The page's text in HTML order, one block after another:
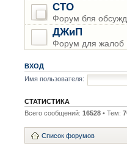
СТО
Форум бля
ДЖиП
Форум для жалоб
ВХОД
Имя пользователя:
СТАТИСТИКА
Всего сообщений: 16528 • Тем:
Список форумов